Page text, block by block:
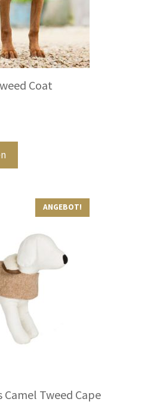
gewählt
werden
Coat
Dieses
weist
Varianten
Optionen
können
auf
der
Produktseite
gewählt
werden
ANGEBOT!
Tweed Cape